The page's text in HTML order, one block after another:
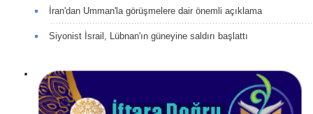
İran'dan Umman'la görüşmelere dair önemli açıklama
Siyonist İsrail, Lübnan'ın güneyine saldırı başlattı